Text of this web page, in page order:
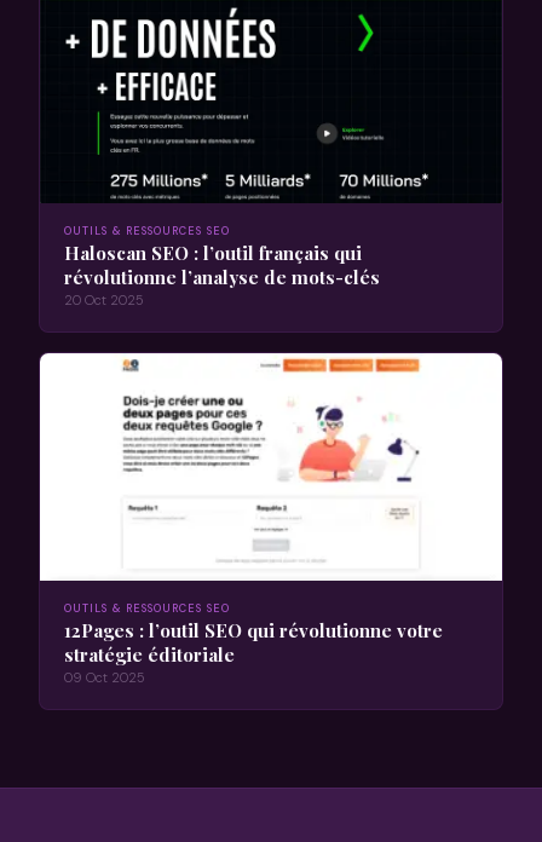
OUTILS & RESSOURCES SEO
Haloscan SEO : l’outil français qui
révolutionne l’analyse de mots-clés
20 Oct 2025
OUTILS & RESSOURCES SEO
12Pages : l’outil SEO qui révolutionne votre
stratégie éditoriale
09 Oct 2025